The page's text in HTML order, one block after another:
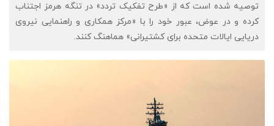
توصیه شده است که از «طرح تفکیک تردد» در تنگه هرمز اجتناب
کرده و در عوض، عبور خود را با «مرکز همکاری و راهنمایی نیروی
دریایی ایالات متحده برای کشتیرانی» هماهنگ کنند.